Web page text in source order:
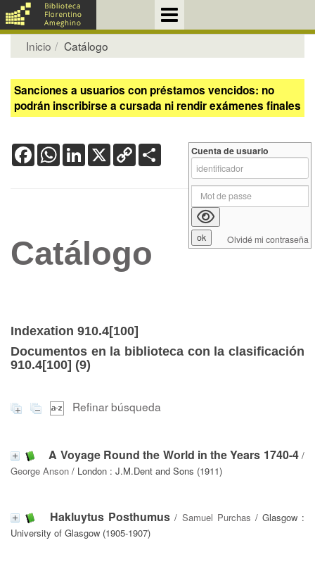
Inicio Catálogo
Sanciones a usuarios con préstamos vencidos: no
podrán inscribirse a cursada ni rendir exámenes finales
FacebookWhatsApp
LinkedIn
X Copy
Link
Catálogo
Indexation 910.4[100]
Documentos en la biblioteca con la clasificación
910.4[100] (9)
Refinar búsqueda
A Voyage Round the World in the Years 1740-4/
George Anson / London : J.M.Dent and Sons (1911)
Hakluytus Posthumus / Samuel Purchas / Glasgow :
University of Glasgow (1905-1907)
Cuenta de usuario
Olvidé mi contraseña